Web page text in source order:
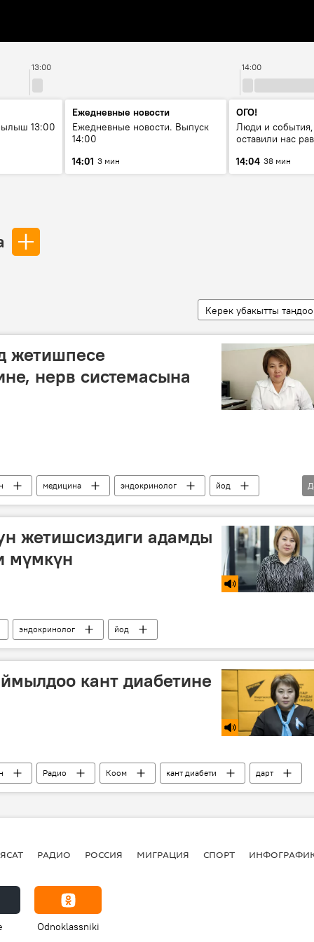
13:00 14:00
13:00
Ежедневные новости
Ежедневные новости. Выпуск
14:00
14:01 3 мин
ОГО!
Люди и
оставили нас
14:04 38 мин
Керек убакытты тандоо
жетишпесе
нерв системасына
медицина эндокринолог
йод
организм
оору
жетишсиздиги адамды
мүмкүн
эндокринолог йод
кант диабетине
Радио Коом кант диабети дарт
РАДИО РОССИЯ МИГРАЦИЯ СПОРТ
Odnoklassniki